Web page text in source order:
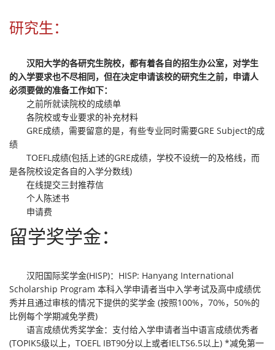
研究生：
汉阳大学的各研究生院校，都有着各自的招生办公室，对学生
的入学要求也不尽相同，但在决定申请该校的研究生之前，申请人
必须要做的准备工作如下：
之前所就读院校的成绩单
各院校或专业要求的补充材料
GRE成绩，需要留意的是，有些专业同时需要GRE Subject的成
绩
TOEFL成绩(包括上述的GRE成绩，学校不设统一的及格线，而
是各院校设定各自的入学分数线)
在线提交三封推荐信
个人陈述书
申请费
留学奖学金：
汉阳国际奖学金(HISP)：HISP: Hanyang International
Scholarship Program 本科入学申请者当中入学考试及高中成绩优
秀并且通过审核的情况下提供的奖学金 (按照100%，70%，50%的
比例每个学期减免学费)
语言成绩优秀奖学金：支付给入学申请者当中语言成绩优秀者
(TOPIK5级以上，TOEFL IBT90分以上或者IELTS6.5以上) *减免第一